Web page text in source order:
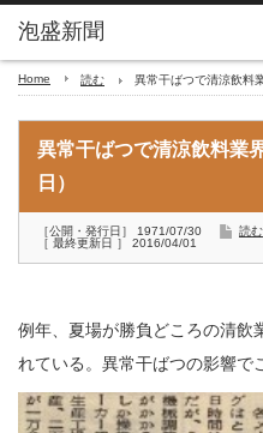
Home 読む 異常干ばつで清涼飲料
異常干ばつで清涼飲料業
日）
［公開・発行日］ 1971/07/30
［ 最終更新日 ］ 2016/04/01
読む
例年、夏場が勝負どころの清飲
れている。 異常干ばつの影響で